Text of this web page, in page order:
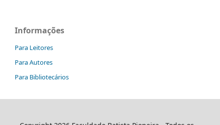
Informações
Para Leitores
Para Autores
Para Bibliotecários